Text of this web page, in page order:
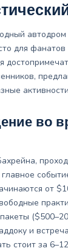
для фанатов
во
от
и
стоит за